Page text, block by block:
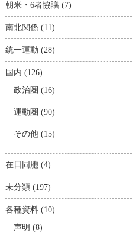
朝米・6者協議(7)
南北関係(11)
統一運動 (28)
国内 (126)
政治圏 (16)
運動圏 (90)
その他(15)
在日同胞(4)
未分類 (197)
各種資料(10)
声明 (8)